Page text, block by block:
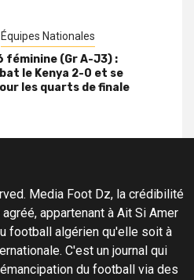
Équipes Nationales
féminine (Gr A-J3) :
bat le Kenya 2-0 et se
les quarts de finale
Media Foot Dz, la crédibilité
appartenant à Ait Si Amer
football algérien qu'elle soit à
C'est un journal qui
du football via des